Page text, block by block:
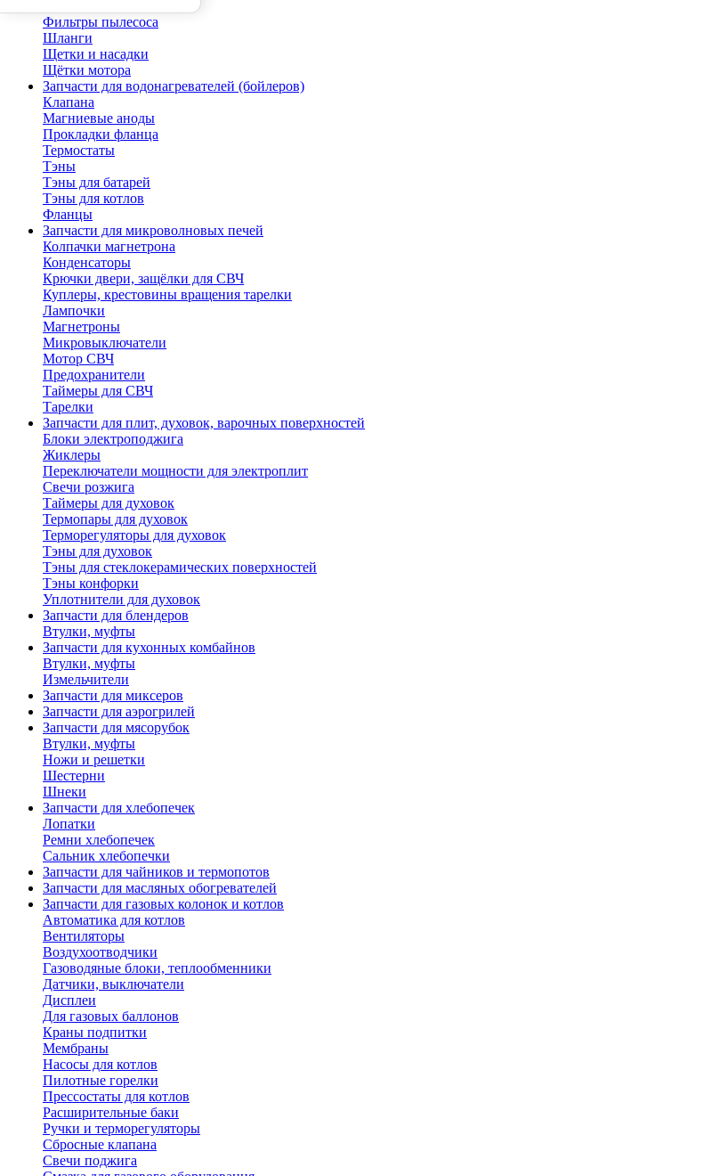
Фильтры пылесоса
Шланги
Щетки и насадки
Щётки мотора
Запчасти для водонагревателей (бойлеров)
Клапана
Магниевые аноды
Прокладки фланца
Термостаты
Тэны
Тэны для батарей
Тэны для котлов
Фланцы
Запчасти для микроволновых печей
Колпачки магнетрона
Конденсаторы
Крючки двери, защёлки для СВЧ
Куплеры, крестовины вращения тарелки
Лампочки
Магнетроны
Микровыключатели
Мотор СВЧ
Предохранители
Таймеры для СВЧ
Тарелки
Запчасти для плит, духовок, варочных поверхностей
Блоки электроподжига
Жиклеры
Переключатели мощности для электроплит
Свечи розжига
Таймеры для духовок
Термопары для духовок
Терморегуляторы для духовок
Тэны для духовок
Тэны для стеклокерамических поверхностей
Тэны конфорки
Уплотнители для духовок
Запчасти для блендеров
Втулки, муфты
Запчасти для кухонных комбайнов
Втулки, муфты
Измельчители
Запчасти для миксеров
Запчасти для аэрогрилей
Запчасти для мясорубок
Втулки, муфты
Ножи и решетки
Шестерни
Шнеки
Запчасти для хлебопечек
Лопатки
Ремни хлебопечек
Сальник хлебопечки
Запчасти для чайников и термопотов
Запчасти для масляных обогревателей
Запчасти для газовых колонок и котлов
Автоматика для котлов
Вентиляторы
Воздухоотводчики
Газоводяные блоки, теплообменники
Датчики, выключатели
Дисплеи
Для газовых баллонов
Краны подпитки
Мембраны
Насосы для котлов
Пилотные горелки
Прессостаты для котлов
Расширительные баки
Ручки и терморегуляторы
Сбросные клапана
Свечи поджига